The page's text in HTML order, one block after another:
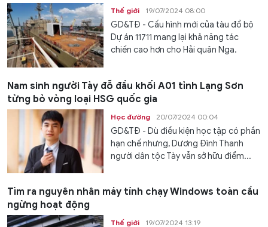
Thế giới 19/07/2024 08:00
GD&TĐ - Cấu hình mới của tàu đổ bộ
Dự án 11711 mang lại khả năng tác
chiến cao hơn cho Hải quân Nga.
Nam sinh người Tày đỗ đầu khối A01 tỉnh Lạng Sơn
từng bỏ vòng loại HSG quốc gia
Học đường 20/07/2024 00:04
GD&TĐ - Dù điều kiện học tập có phần
hạn chế nhưng, Dương Đình Thanh
người dân tộc Tày vẫn sở hữu điểm...
Tìm ra nguyên nhân máy tính chạy Windows toàn cầu
ngừng hoạt động
Thế giới 19/07/2024 13:19